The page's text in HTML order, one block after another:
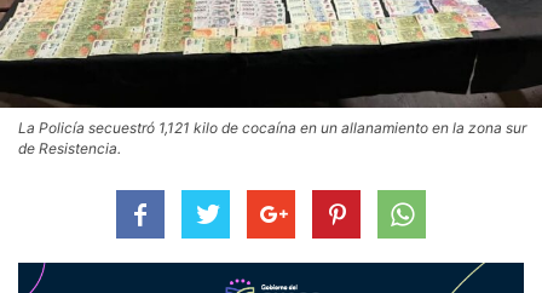
La Policía secuestró 1,121 kilo de cocaína en un allanamiento en la zona sur
de Resistencia.